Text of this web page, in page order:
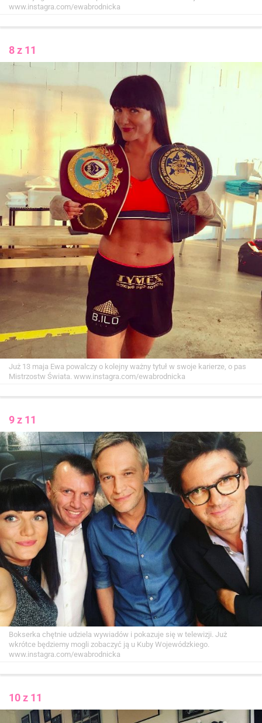
www.instagra.com/ewabrodnicka
8 z 11
Już 13 maja Ewa powalczy o kolejny ważny tytuł w swoje karierze, o pas
Mistrzostw Świata. www.instagra.com/ewabrodnicka
9 z 11
Bokserka chętnie udziela wywiadów i pokazuje się w telewizji. Już
wkrótce będziemy mogli zobaczyć ją u Kuby Wojewódzkiego.
www.instagra.com/ewabrodnicka
10 z 11